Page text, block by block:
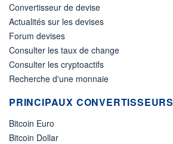
Convertisseur de devise
Actualités sur les devises
Forum devises
Consulter les taux de change
Consulter les cryptoactifs
Recherche d'une monnaie
PRINCIPAUX CONVERTISSEURS
Bitcoin Euro
Bitcoin Dollar